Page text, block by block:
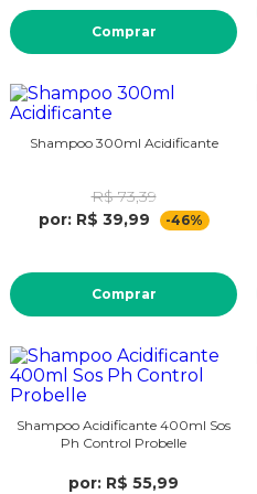
Comprar
Shampoo 300ml Acidificante
R$ 73,39
por: R$ 39,99
-46%
Comprar
Shampoo Acidificante 400ml Sos
Ph Control Probelle
por: R$ 55,99